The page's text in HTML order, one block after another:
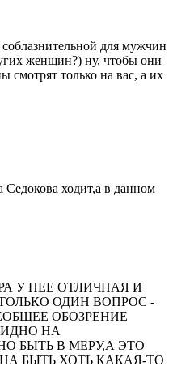
для мужчин
женщин?) ну, чтобы они
смотрят только на вас, а их
Седокова ходит,а в данном
У НЕЕ ОТЛИЧНАЯ И
ОДИН ВОПРОС -
ОБОЗРЕНИЕ
НА
БЫТЬ В МЕРУ,А ЭТО
БЫТЬ ХОТЬ КАКАЯ-ТО